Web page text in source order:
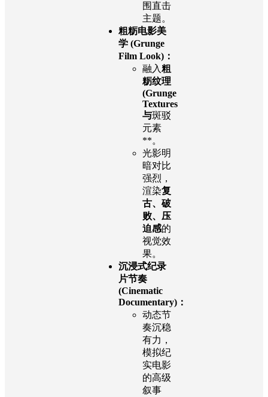
围直击
主题。
粗粝电影美
学 (Grunge
Film Look)：
融入粗
粝纹理
(Grunge
Textures
与斑驳
元素
**。
光影明
暗对比
强烈，
渲染复
古、破
败、压
迫感的
视觉效
果。
沉浸式纪录
片节奏
(Cinematic
Documentary)：
动态节
奏沉稳
有力，
模拟纪
实电影
的高级
叙事